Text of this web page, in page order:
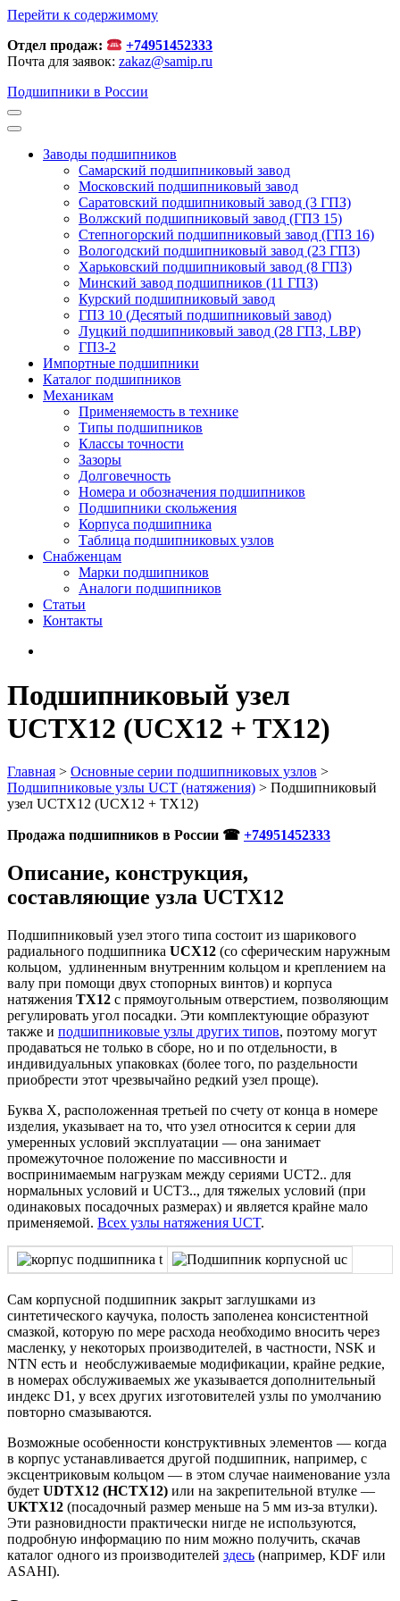
Перейти к содержимому
Отдел продаж:
+74951452333
Почта для заявок: zakaz@samip.ru
Подшипники в России
Заводы подшипников
Cамарский подшипниковый завод
Московский подшипниковый завод
Саратовский подшипниковый завод (3 ГПЗ)
Волжский подшипниковый завод (ГПЗ 15)
Степногорский подшипниковый завод (ГПЗ 16)
Вологодский подшипниковый завод (23 ГПЗ)
Харьковский подшипниковый завод (8 ГПЗ)
Минский завод подшипников (11 ГПЗ)
Курский подшипниковый завод
ГПЗ 10 (Десятый подшипниковый завод)
Луцкий подшипниковый завод (28 ГПЗ, LBP)
ГПЗ-2
Импортные подшипники
Каталог подшипников
Механикам
Применяемость в технике
Типы подшипников
Классы точности
Зазоры
Долговечность
Номера и обозначения подшипников
Подшипники скольжения
Корпуса подшипника
Таблица подшипниковых узлов
Снабженцам
Марки подшипников
Аналоги подшипников
Статьи
Контакты
Подшипниковый узел
UCTX12 (UCX12 + TX12)
Главная > Основные серии подшипниковых узлов >
Подшипниковые узлы UCT (натяжения) > Подшипниковый
узел UCTX12 (UCX12 + TX12)
Продажа подшипников в России ☎ +74951452333
Описание, конструкция,
составляющие узла UCTX12
Подшипниковый узел этого типа состоит из шарикового
радиального подшипника UСX12 (со сферическим наружным
кольцом, удлиненным внутренним кольцом и креплением на
валу при помощи двух стопорных винтов) и корпуса
натяжения TX12 с прямоугольным отверстием, позволяющим
регулировать угол посадки. Эти комплектующие образуют
также и подшипниковые узлы других типов, поэтому могут
продаваться не только в сборе, но и по отдельности, в
индивидуальных упаковках (более того, по раздельности
приобрести этот чрезвычайно редкий узел проще).
Буква X, расположенная третьей по счету от конца в номере
изделия, указывает на то, что узел относится к серии для
умеренных условий эксплуатации — она занимает
промежуточное положение по массивности и
воспринимаемым нагрузкам между сериями UCT2.. для
нормальных условий и UCT3.., для тяжелых условий (при
одинаковых посадочных размерах) и является крайне мало
применяемой. Всех узлы натяжения UCT.
Сам корпусной подшипник закрыт заглушками из
синтетического каучука, полость заполенеа консистентной
смазкой, которую по мере расхода необходимо вносить через
масленку, у некоторых производителей, в частности, NSK и
NTN есть и необслуживаемые модификации, крайне редкие,
в номерах обслуживаемых же указывается дополнительный
индекс D1, у всех других изготовителей узлы по умолчанию
повторно смазываются.
Возможные особенности конструктивных элементов — когда
в корпус устанавливается другой подшипник, например, с
эксцентриковым кольцом — в этом случае наименование узла
будет UDTX12 (HCTX12) или на закрепительной втулке —
UKTX12 (посадочный размер меньше на 5 мм из-за втулки).
Эти разновидности практически нигде не используются,
подробную информацию по ним можно получить, скачав
каталог одного из производителей здесь (например, KDF или
ASAHI).